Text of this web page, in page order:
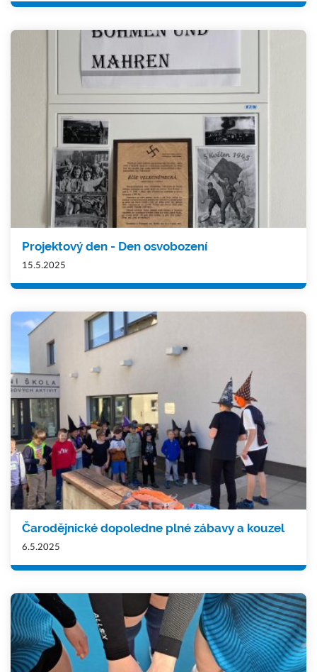
Projektový den - Den osvobození
15.5.2025
Čarodějnické dopoledne plné zábavy a kouzel
6.5.2025